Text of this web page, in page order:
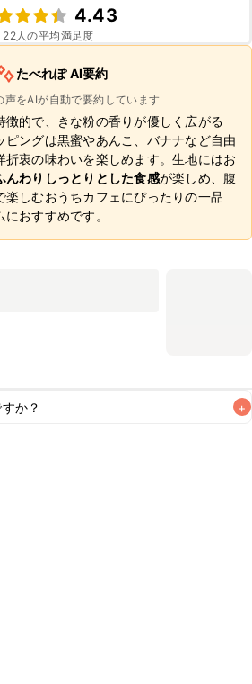
4.43
22人の平均満足度
たべれぽ AI要約
声をAIが自動で要約しています
徴的で、きな粉の香りが優しく広がる
ピングは黒蜜やあんこ、バナナなど自由
折衷の味わいを楽しめます。生地にはお
んわりしっとりとした食感が楽しめ、腹
楽しむおうちカフェにぴったりの一品
おすすめです。
か？ +
てをお召し上がりいただくことをお